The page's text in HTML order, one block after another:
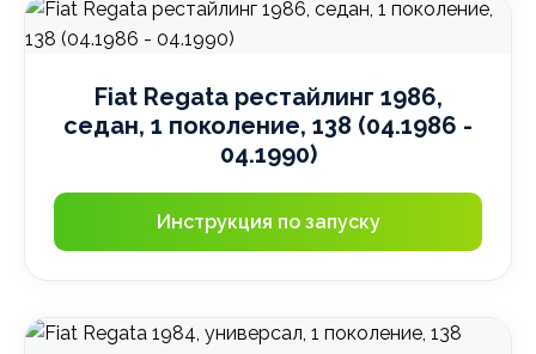
Fiat Regata рестайлинг 1986,
седан, 1 поколение, 138 (04.1986 -
04.1990)
Инструкция по запуску